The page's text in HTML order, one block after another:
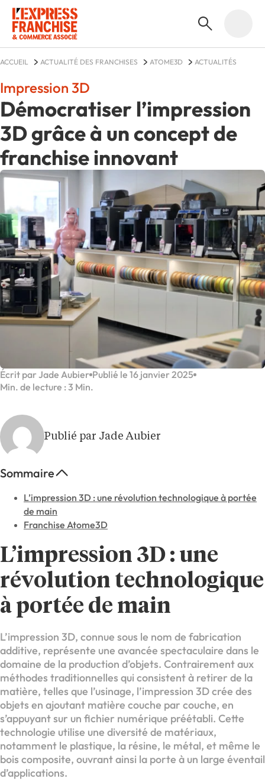
ACCUEIL ACTUALITÉ DES FRANCHISES ATOME3D ACTUALITÉS
Démocratiser l’impression
3D grâce à un concept de
franchise innovant
Impression 3D
Écrit par Jade Aubier Publié le 16 janvier 2025
Min. de lecture : 3 Min.
Publié par Jade Aubier
Sommaire
L’impression 3D : une révolution technologique à portée
de main
Franchise Atome3D
L’impression 3D : une
révolution technologique
à portée de main
L’impression 3D, connue sous le nom de fabrication
additive, représente une avancée spectaculaire dans le
domaine de la production d’objets. Contrairement aux
méthodes traditionnelles qui consistent à retirer de la
matière, telles que l’usinage, l’impression 3D crée des
objets en ajoutant matière couche par couche, en
s’appuyant sur un fichier numérique préétabli. Cette
technologie utilise une diversité de matériaux,
notamment le plastique, la résine, le métal, et même le
bois composite, ouvrant ainsi la porte à un large éventail
d’applications.